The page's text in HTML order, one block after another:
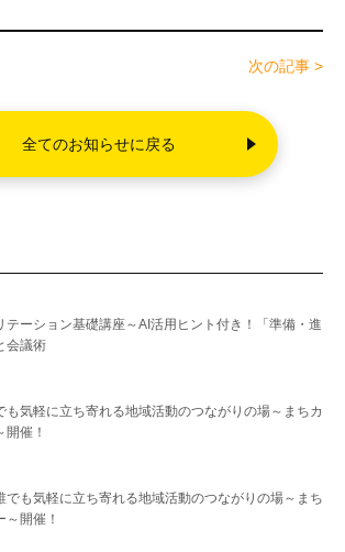
ail
次の記事 >
全てのお知らせに戻る
テーション基礎講座～AI活用ヒント付き！「準備・進
会議術
も気軽に立ち寄れる地域活動のつながりの場～まちカ
催！
も気軽に立ち寄れる地域活動のつながりの場～まち
開催！